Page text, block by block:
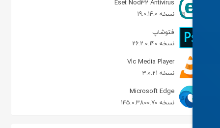
Eset Nod32 Antivirus
نسخه 19.0.14.0
فتوشاپ
نسخه 26.2.0.140
Vlc Media Player
نسخه 3.0.21
Microsoft Edge
نسخه 145.0.3800.70